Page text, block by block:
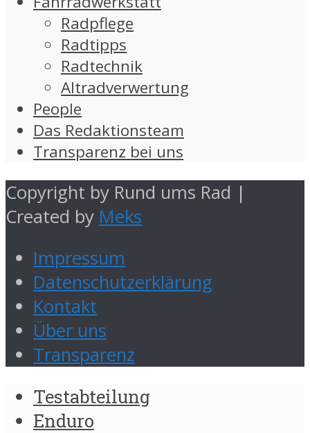
Radpflege
Radtipps
Radtechnik
Altradverwertung
People
Das Redaktionsteam
Transparenz bei uns
Copyright by Rund ums Rad |
Created by Meks
Impressum
Datenschutzerklärung
Kontakt
Über uns
Transparenz
Testabteilung
Enduro